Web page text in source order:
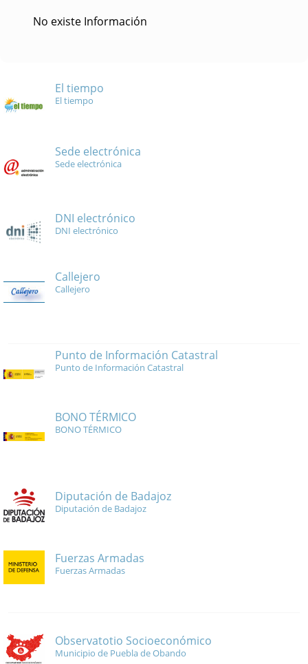
No existe Información
El tiempo
El tiempo
Sede electrónica
Sede electrónica
DNI electrónico
DNI electrónico
Callejero
Callejero
Punto de Información Catastral
Punto de Información Catastral
BONO TÉRMICO
BONO TÉRMICO
Diputación de Badajoz
Diputación de Badajoz
Fuerzas Armadas
Fuerzas Armadas
Observatotio Socioeconómico
Municipio de Puebla de Obando